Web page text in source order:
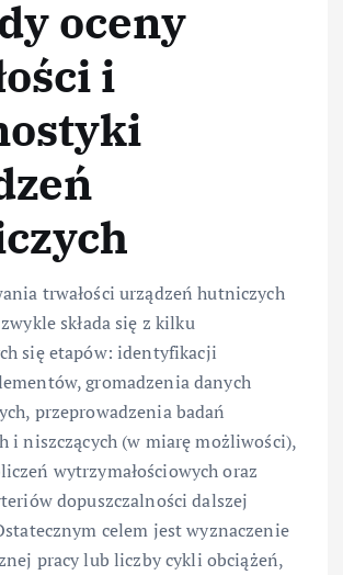
oceny
i
trwałości urządzeń hutniczych
składa się z kilku
się etapów: identyfikacji
gromadzenia danych
przeprowadzenia badań
i niszczących (w miarę możliwości),
wytrzymałościowych oraz
dopuszczalności dalszej
celem jest wyznaczenie
pracy lub liczby cykli obciążeń,